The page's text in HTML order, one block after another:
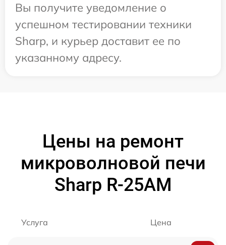
Вы получите уведомление о
успешном тестировании техники
Sharp, и курьер доставит ее по
указанному адресу.
Цены на ремонт
микроволновой печи
Sharp R-25AM
Услуга Цена